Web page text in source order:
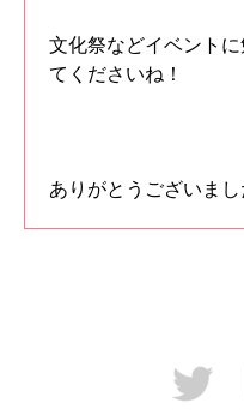
文化祭などイベント
てくださいね！
ありがとうございまし